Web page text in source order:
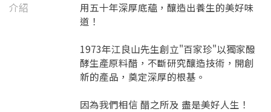
介紹
用五十年深厚底蘊，釀造出養生的美好味
道！
1973年江良山先生創立"百家珍"以獨家醱
酵生產原料醋，不斷研究釀造技術，開創
新的產品，奠定深厚的根基。
因為我們相信 醋之所及 盡是美好人生！